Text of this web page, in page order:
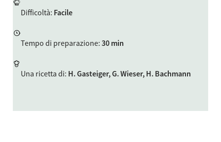
Difficoltà: Facile
Tempo di preparazione: 30 min
Una ricetta di: H. Gasteiger, G. Wieser, H. Bachmann